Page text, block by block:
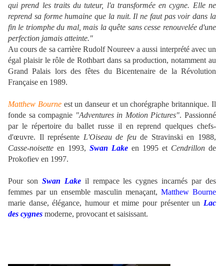
qui prend les traits du tuteur, l'a transformée en cygne. Elle ne
reprend sa forme humaine que la nuit. Il ne faut pas voir dans la
fin le triomphe du mal, mais la quête sans cesse renouvelée d'une
perfection jamais atteinte."
Au cours de sa carrière Rudolf Noureev a aussi interprété avec un
égal plaisir le rôle de Rothbart dans sa production, notamment au
Grand Palais lors des fêtes du Bicentenaire de la Révolution
Française en 1989.
Matthew Bourneest un danseur et un chorégraphe britannique. Il
fonde sa compagnie "Adventures in Motion Pictures". Passionné
par le répertoire du ballet russe il en reprend quelques chefs-
d'œuvre. Il représente L'Oiseau de feude Stravinski en 1988,
Casse-noisette en 1993, Swan Lake en 1995 et Cendrillon de
Prokofiev en 1997.
Pour son Swan Lakeil rempace les cygnes incarnés par des
femmes par un ensemble masculin menaçant, Matthew Bourne
marie danse, élégance, humour et mime pour présenter un Lac
des cygnes moderne, provocant et saisissant.